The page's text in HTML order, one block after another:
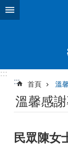
跳到主要內容區塊
:::
:::
首頁 溫
溫馨感
民眾陳女